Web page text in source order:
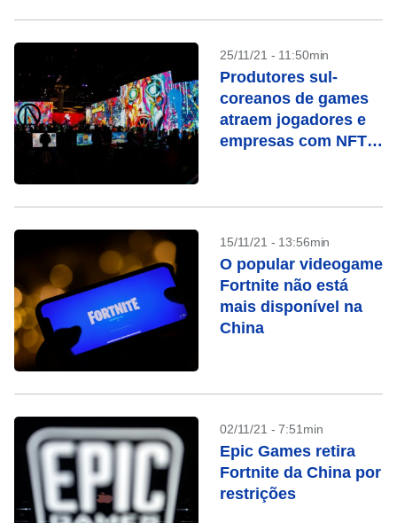
25/11/21 - 11:50min
Produtores sul-
coreanos de games
atraem jogadores e
empresas com NFTs
15/11/21 - 13:56min
O popular videogame
Fortnite não está
mais disponível na
China
02/11/21 - 7:51min
Epic Games retira
Fortnite da China por
restrições